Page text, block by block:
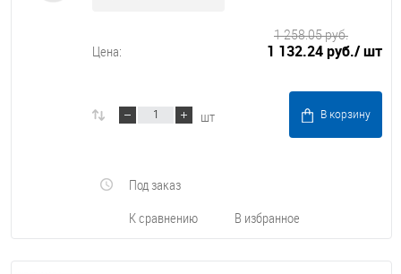
Цена: 1 132.24 руб./ шт
1 258.05 руб.
шт В корзину
К сравнению В избранное
Под заказ